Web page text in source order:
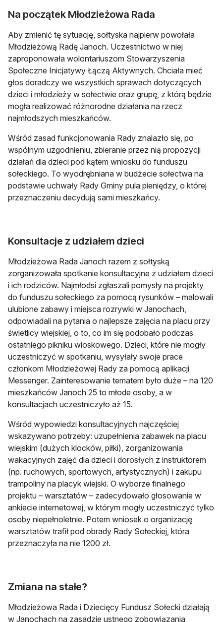
Na początek Młodzieżowa Rada
Aby zmienić tę sytuację, sołtyska najpierw powołała
Młodzieżową Radę Janoch. Uczestnictwo w niej
zaproponowała wolontariuszom Stowarzyszenia
Społeczne Inicjatywy Łączą Aktywnych. Chciała mieć
głos doradczy we wszystkich sprawach dotyczących
dzieci i młodzieży w sołectwie oraz grupę, z którą będzie
mogła realizować różnorodne działania na rzecz
najmłodszych mieszkańców.
Wśród zasad funkcjonowania Rady znalazło się, po
wspólnym uzgodnieniu, zbieranie przez nią propozycji
działań dla dzieci pod kątem wniosku do funduszu
sołeckiego. To wyodrębniana w budżecie sołectwa na
podstawie uchwały Rady Gminy pula pieniędzy, o której
przeznaczeniu decydują sami mieszkańcy.
Konsultacje z udziałem dzieci
Młodzieżowa Rada Janoch razem z sołtyską
zorganizowała spotkanie konsultacyjne z udziałem dzieci
i ich rodziców. Najmłodsi zgłaszali pomysły na projekty
do funduszu sołeckiego za pomocą rysunków – malowali
ulubione zabawy i miejsca rozrywki w Janochach,
odpowiadali na pytania o najlepsze zajęcia na placu przy
świetlicy wiejskiej, o to, co im się podobało podczas
ostatniego pikniku wioskowego. Dzieci, które nie mogły
uczestniczyć w spotkaniu, wysyłały swoje prace
członkom Młodzieżowej Rady za pomocą aplikacji
Messenger. Zainteresowanie tematem było duże – na 120
mieszkańców Janoch 25 to młode osoby, a w
konsultacjach uczestniczyło aż 15.
Wśród wypowiedzi konsultacyjnych najczęściej
wskazywano potrzeby: uzupełnienia zabawek na placu
wiejskim (dużych klocków, piłki), zorganizowania
wakacyjnych zajęć dla dzieci i dorosłych z instruktorem
(np. ruchowych, sportowych, artystycznych) i zakupu
trampoliny na placyk wiejski. O wyborze finalnego
projektu – warsztatów – zadecydowało głosowanie w
ankiecie internetowej, w którym mogły uczestniczyć tylko
osoby niepełnoletnie. Potem wniosek o organizację
warsztatów trafił pod obrady Rady Sołeckiej, która
przeznaczyła na nie 1200 zł.
Zmiana na stałe?
Młodzieżowa Rada i Dziecięcy Fundusz Sołecki działają
w Janochach na zasadzie ustnego zobowiązania